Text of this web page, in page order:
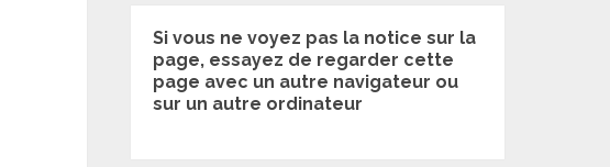
Si vous ne voyez pas la notice sur la
page, essayez de regarder cette
page avec un autre navigateur ou
sur un autre ordinateur